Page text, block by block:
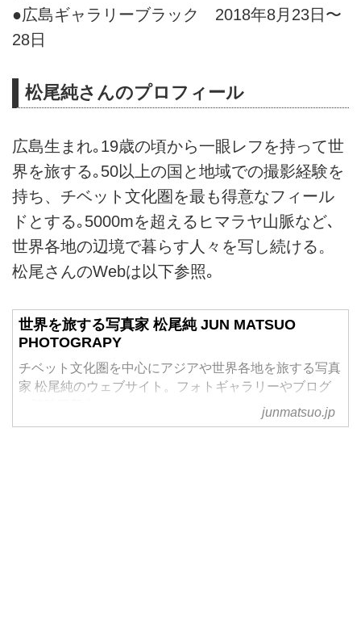
●広島ギャラリーブラック 2018年8月23日〜
28日
松尾純さんのプロフィール
広島生まれ｡19歳の頃から一眼レフを持って世
界を旅する｡50以上の国と地域での撮影経験を
持ち、チベット文化圏を最も得意なフィール
ドとする｡5000mを超えるヒマラヤ山脈など､
世界各地の辺境で暮らす人々を写し続ける。
松尾さんのWebは以下参照｡
世界を旅する写真家 松尾純 JUN MATSUO
PHOTOGRAPY
チベット文化圏を中心にアジアや世界各地を旅する写真
家 松尾純のウェブサイト。フォトギャラリーやブログ
junmatsuo.jp